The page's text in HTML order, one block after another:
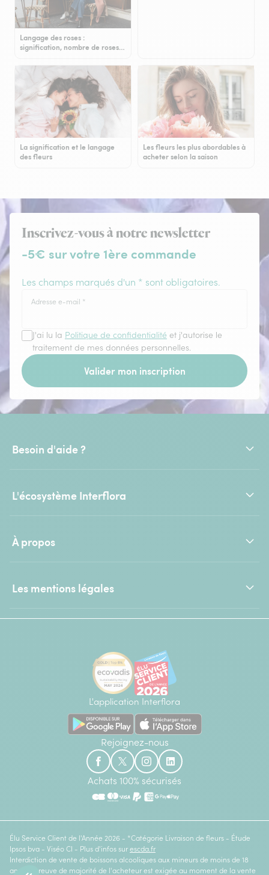
Langage des roses :
signification, nombre de roses…
La signification et le langage
des fleurs
Les fleurs les plus abordables à
acheter selon la saison
Inscrivez-vous à notre newsletter
-5€ sur votre 1ère commande
Les champs marqués d'un * sont obligatoires.
Adresse e-mail *
J'ai lu la Politique de confidentialité et j'autorise le
traitement de mes données personnelles.
Valider mon inscription
Besoin d'aide ?
L'écosystème Interflora
À propos
Les mentions légales
L'application Interflora
Rejoignez-nous
Achats 100% sécurisés
Élu Service Client de l'Année 2026 - *Catégorie Livraison de fleurs - Étude
Ipsos bva - Viséo CI - Plus d'infos sur escda.fr
Interdiction de vente de boissons alcooliques aux mineurs de moins de 18
ans. La preuve de majorité de l'acheteur est exigée au moment de la vente